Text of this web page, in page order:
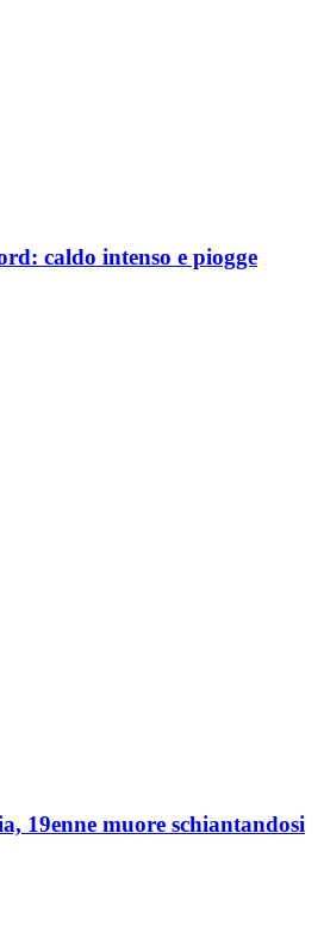
caldo intenso e piogge
19enne muore schiantandosi